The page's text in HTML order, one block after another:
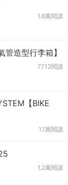
1.6萬閱讀
造型行李箱】
7712閱讀
【BIKE
1.1萬閱讀
1.2萬閱讀